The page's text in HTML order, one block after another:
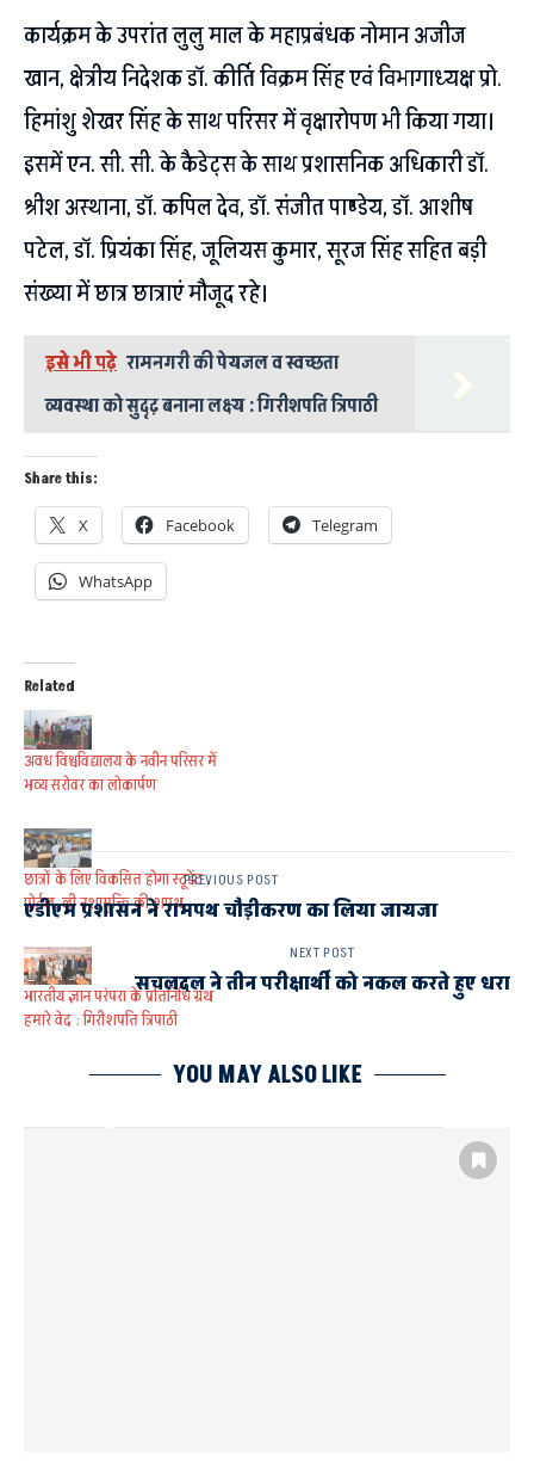
कार्यक्रम के उपरांत लुलु माल के महाप्रबंधक नोमान अजीज
खान, क्षेत्रीय निदेशक डॉ. कीर्ति विक्रम सिंह एवं विभागाध्यक्ष प्रो.
हिमांशु शेखर सिंह के साथ परिसर में वृक्षारोपण भी किया गया।
इसमें एन. सी. सी. के कैडेट्स के साथ प्रशासनिक अधिकारी डॉ.
श्रीश अस्थाना, डॉ. कपिल देव, डॉ. संजीत पाण्डेय, डॉ. आशीष
पटेल, डॉ. प्रियंका सिंह, जूलियस कुमार, सूरज सिंह सहित बड़ी
संख्या में छात्र छात्राएं मौजूद रहे।
इसे भी पढ़े रामनगरी की पेयजल व स्वच्छता
व्यवस्था को सुदृढ़ बनाना लक्ष्य : गिरीशपति त्रिपाठी
Share this:
X Facebook Telegram
WhatsApp
Related
अवध विश्वविद्यालय के नवीन परिसर में
भव्य सरोवर का लोकार्पण
छात्रों के लिए विकसित होगा स्टूडेंट
पोर्टल, ली नशामुक्ति की शपथ
भारतीय ज्ञान परंपरा के प्रतिनिधि ग्रंथ
हमारे वेद : गिरीशपति त्रिपाठी
PREVIOUS POST
एडीएम प्रशासन ने रामपथ चौड़ीकरण का लिया जायजा
NEXT POST
सचलदल ने तीन परीक्षार्थी को नकल करते हुए धरा
YOU MAY ALSO LIKE